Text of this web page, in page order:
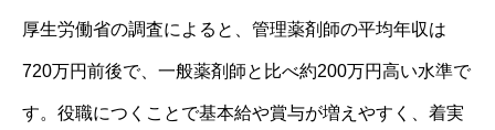
厚生労働省の調査によると、管理薬剤師の平均年収は
720万円前後で、一般薬剤師と比べ約200万円高い水準で
す。役職につくことで基本給や賞与が増えやすく、着実